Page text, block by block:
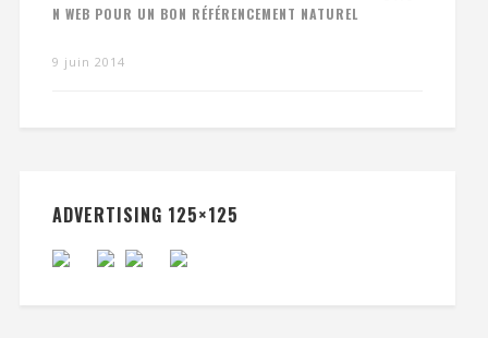
N WEB POUR UN BON RÉFÉRENCEMENT NATUREL
9 juin 2014
ADVERTISING 125×125